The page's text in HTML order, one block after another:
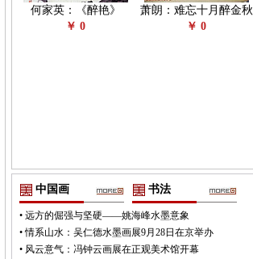
何家英：《醉艳》
￥ 0
萧朗：难忘十月醉金秋
￥ 0
中国画 书法
• 远方的倔强与坚硬——姚海峰水墨意象
•情系山水：吴仁德水墨画展9月28日在京举办
• 风云意气：冯钟云画展在正观美术馆开幕